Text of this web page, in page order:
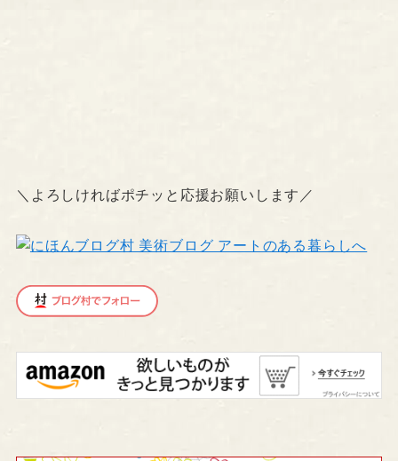
＼よろしければポチッと応援お願いします／